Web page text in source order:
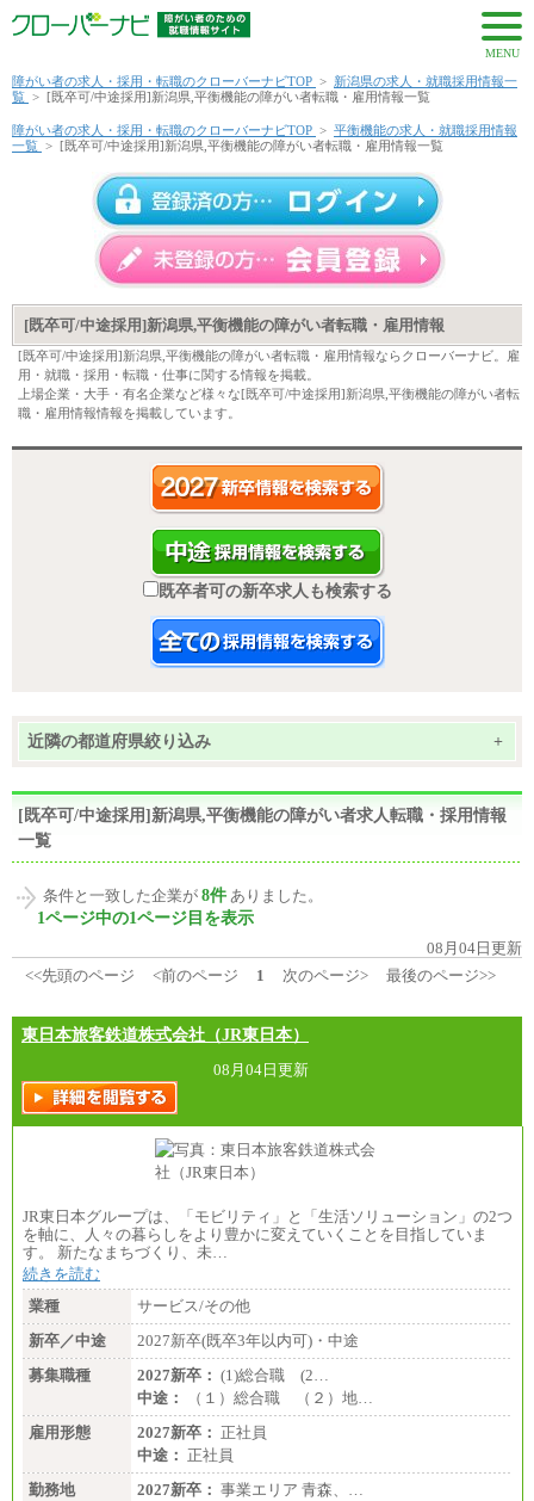
MENU
障がい者の求人・採用・転職のクローバーナビTOP > 新潟県の求人・就職採用情報一
覧 > [既卒可/中途採用]新潟県,平衡機能の障がい者転職・雇用情報一覧
障がい者の求人・採用・転職のクローバーナビTOP > 平衡機能の求人・就職採用情報
一覧 > [既卒可/中途採用]新潟県,平衡機能の障がい者転職・雇用情報一覧
[既卒可/中途採用]新潟県,平衡機能の障がい者転職・雇用情報
[既卒可/中途採用]新潟県,平衡機能の障がい者転職・雇用情報ならクローバーナビ。雇
用・就職・採用・転職・仕事に関する情報を掲載。
上場企業・大手・有名企業など様々な[既卒可/中途採用]新潟県,平衡機能の障がい者転
職・雇用情報情報を掲載しています。
既卒者可の新卒求人も検索する
近隣の都道府県絞り込み +
[既卒可/中途採用]新潟県,平衡機能の障がい者求人転職・採用情報
一覧
条件と一致した企業が 8件 ありました。
1ページ中の1ページ目を表示
08月04日更新
<<先頭のページ
<前のページ 1 次のページ> 最後のページ>>
東日本旅客鉄道株式会社（JR東日本）
08月04日更新
JR東日本グループは、「モビリティ」と「生活ソリューション」の2つ
を軸に、人々の暮らしをより豊かに変えていくことを目指していま
す。 新たなまちづくり、未…
続きを読む
業種
サービス/その他
新卒／中途
2027新卒(既卒3年以内可)・中途
募集職種
2027新卒： (1)総合職 (2…
中途：
（１）総合職 （２）地…
雇用形態
2027新卒： 正社員
中途： 正社員
勤務地
2027新卒： 事業エリア 青森、…